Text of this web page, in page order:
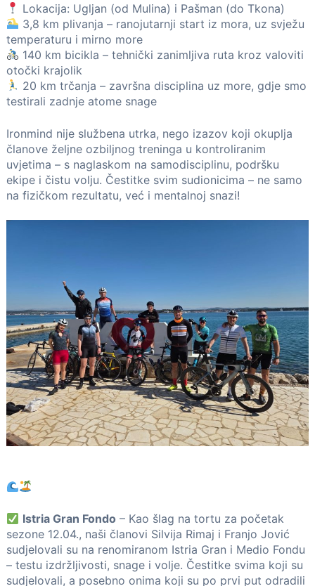
Lokacija: Ugljan (od Mulina) i Pašman (do Tkona)
3,8 km plivanja – ranojutarnji start iz mora, uz svježu
temperaturu i mirno more
140 km bicikla – tehnički zanimljiva ruta kroz valoviti
otočki krajolik
20 km trčanja – završna disciplina uz more, gdje smo
testirali zadnje atome snage
Ironmind nije službena utrka, nego izazov koji okuplja
članove željne ozbiljnog treninga u kontroliranim
uvjetima – s naglaskom na samodisciplinu, podršku
ekipe i čistu volju. Čestitke svim sudionicima – ne samo
na fizičkom rezultatu, već i mentalnoj snazi!
Istria Gran Fondo – Kao šlag na tortu za početak
sezone 12.04., naši članovi Silvija Rimaj i Franjo Jović
sudjelovali su na renomiranom Istria Gran i Medio Fondu
– testu izdržljivosti, snage i volje. Čestitke svima koji su
sudjelovali, a posebno onima koji su po prvi put odradili